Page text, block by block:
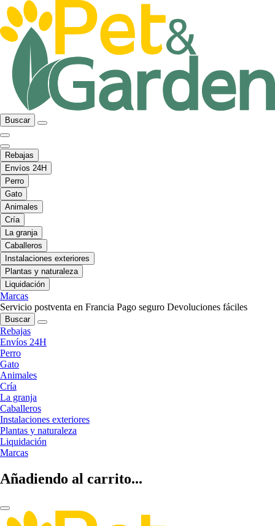
Buscar
Rebajas
Envíos 24H
Perro
Gato
Animales
Cría
La granja
Caballeros
Instalaciones exteriores
Plantas y naturaleza
Liquidación
Marcas
Servicio postventa en Francia Pago seguro Devoluciones fáciles
Buscar
Rebajas
Envíos 24H
Perro
Gato
Animales
Cría
La granja
Caballeros
Instalaciones exteriores
Plantas y naturaleza
Liquidación
Marcas
Añadiendo al carrito...